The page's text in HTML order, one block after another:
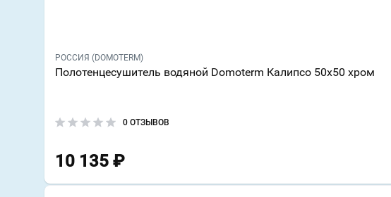
РОССИЯ (DOMOTERM)
Полотенцесушитель водяной Domoterm Калипсо 50х50 хром
0 ОТЗЫВОВ
10 135 ₽